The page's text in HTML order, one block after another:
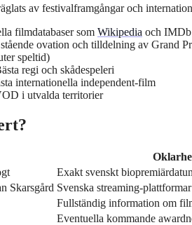
av festivalframgångar och
filmdatabaser som Wikipedia och IMDb
ovation och tilldelning av Grand
speltid)
regi och skådespeleri
internationella independent-film
i utvalda territorier
Exakt svenskt
Skarsgård Svenska streaming-
Fullständig information om
Eventuella kommande